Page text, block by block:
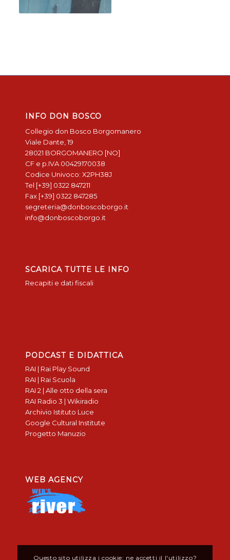
INFO DON BOSCO
Collegio don Bosco Borgomanero
Viale Dante, 19
28021 BORGOMANERO [NO]
CF e p.IVA 00429170038
Codice Univoco: X2PH38J
Tel [+39] 0322 847211
Fax [+39] 0322 847285
segreteria@donboscoborgo.it
info@donboscoborgo.it
SCARICA TUTTE LE INFO
Recapiti e dati fiscali
PODCAST E DIDATTICA
RAI | Rai Play Sound
RAI | Rai Scuola
RAI 2 | Alle otto della sera
RAI Radio 3 | Wikiradio
Archivio Istituto Luce
Google Cultural Institute
Progetto Manuzio
WEB AGENCY
Questo sito utilizza i cookie: ne accetti il l'utilizzo?